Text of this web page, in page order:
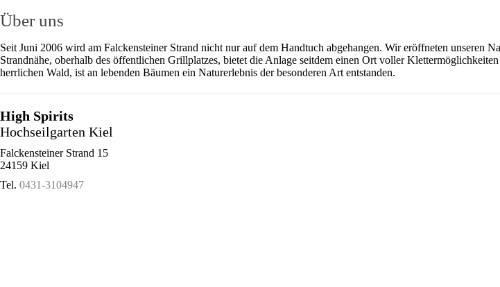
Über uns
Seit Juni 2006 wird am Falckensteiner Strand nicht nur auf dem Handtuch abgehangen. Wir eröffneten
Strandnähe, oberhalb des öffentlichen Grillplatzes, bietet die Anlage seitdem einen Ort voller
herrlichen Wald, ist an lebenden Bäumen ein Naturerlebnis der besonderen Art entstanden.
High Spirits
Hochseilgarten Kiel
Falckensteiner Strand 15
24159 Kiel
Tel. 0431-3104947